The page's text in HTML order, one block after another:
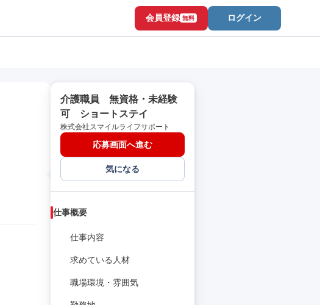
会員登録 無料 ログイン
介護職員 無資格・未経験
可 ショートステイ
株式会社スマイルライフサポート
応募画面へ進む
気になる
仕事概要
仕事内容
求めている人材
職場環境・雰囲気